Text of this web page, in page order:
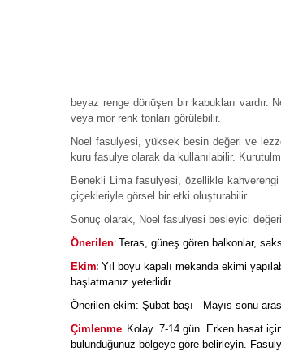
beyaz renge dönüşen bir kabukları vardır.
veya mor renk tonları görülebilir.
Noel fasulyesi, yüksek besin değeri ve
kuru fasulye olarak da kullanılabilir.
Benekli Lima fasulyesi, özellikle
çiçekleriyle görsel bir etki oluşturabilir.
Sonuç olarak, Noel fasulyesi besleyici
Önerilen: Teras, güneş gören balkonlar,
Ekim: Yıl boyu kapalı mekanda ekimi
başlatmanız yeterlidir.
Önerilen ekim: Şubat başı - Mayıs sonu
Çimlenme: Kolay. 7-14 gün. Erken hasat
bulunduğunuz bölgeye göre belirleyin.